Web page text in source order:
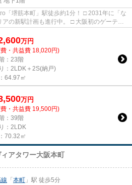
」駅徒歩約1分！ □ 2031年に「な
進行中。 □ 大阪初のゲーテッ
万円
・共益費 18,020円)
：23階
：2LDK＋2S(納戸)
64.97㎡
万円
・共益費 19,500円)
：39階
：2LDK
70.32㎡
アタワー大阪本町
「 本町 」駅 徒歩5分